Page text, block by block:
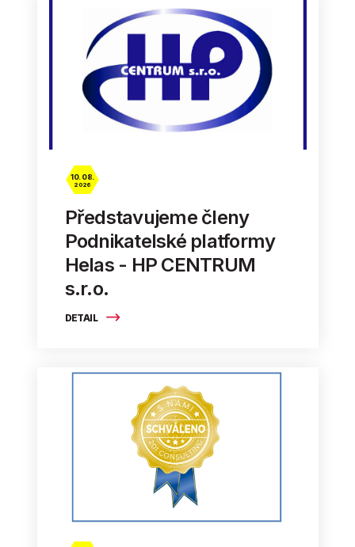
DETAIL
10. 08.
2026
Představujeme členy
Podnikatelské platformy
Helas - HP CENTRUM
s.r.o.